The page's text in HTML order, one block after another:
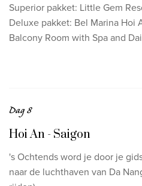
Superior pakket: Little Gem
Deluxe pakket: Bel Marina Hoi
Balcony Room with Spa and
Dag 8
Hoi An - Saigon
's Ochtends word je door je
naar de luchthaven van Da